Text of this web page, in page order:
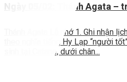
Ngày 05/02: Thánh Agata –
Thánh Agata Lễ nhớ 1. Ghi nhận
theo nghĩa tiếng Hy Lạp “người
sinh tại Catane, dưới chân...